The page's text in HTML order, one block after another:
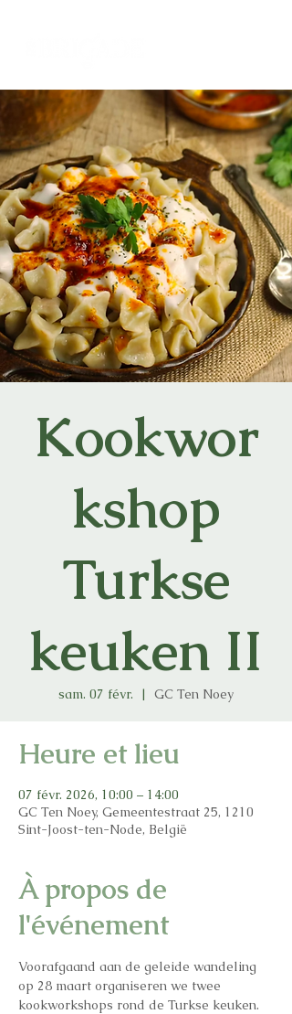
Kookwor
kshop
Turkse
keuken II
sam. 07 févr.
  |
GC Ten Noey
Heure et lieu
07 févr. 2026, 10:00 – 14:00
GC Ten Noey, Gemeentestraat 25, 1210
Sint-Joost-ten-Node, België
À propos de
l'événement
Voorafgaand aan de geleide wandeling
op 28 maart organiseren we twee
kookworkshops rond de Turkse keuken.